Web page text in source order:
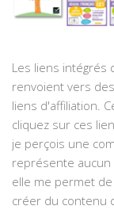
Les liens intégrés
renvoient vers
liens d'affiliation.
cliquez sur ces
je perçois une
représente
elle me permet
créer du contenu